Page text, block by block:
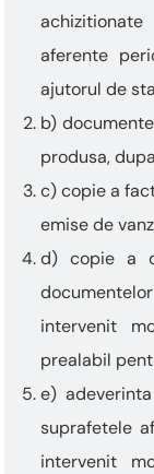
aferente
ajutorul de
b)
produsa,
c) copie a
emise de
d) copie a
intervenit
prealabil
e)
suprafetele
intervenit